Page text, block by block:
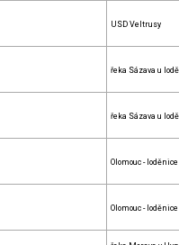
USD Veltrusy
řeka Sázava u
řeka Sázava u
Olomouc -
Olomouc -